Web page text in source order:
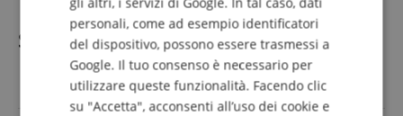
Specificazione
Codice articolo 00116172
personali, come ad esempio identificatori
del dispositivo, possono essere trasmessi a
Google. Il tuo consenso è necessario per
utilizzare queste funzionalità. Facendo clic
su "Accetta", acconsenti all’uso dei cookie e